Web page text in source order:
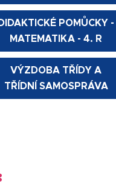
DIDAKTICKÉ POMŮCKY -
MATEMATIKA - 4. R
VÝZDOBA TŘÍDY A
TŘÍDNÍ SAMOSPRÁVA